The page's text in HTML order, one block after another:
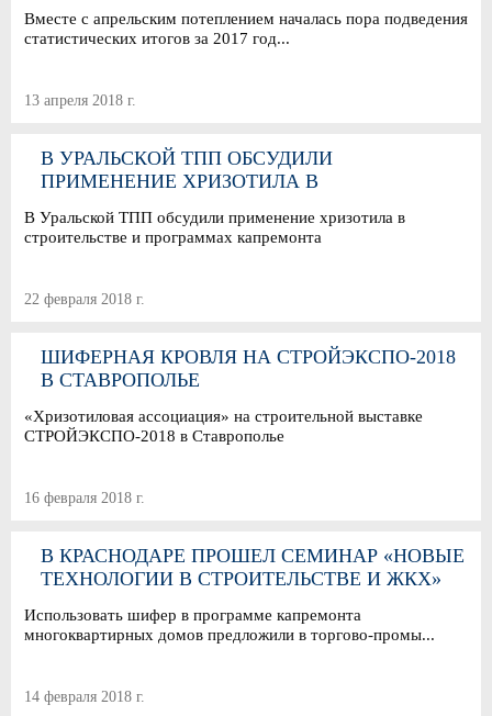
Вместе с апрельским потеплением началась пора подведения
статистических итогов за 2017 год...
13 апреля 2018 г.
В УРАЛЬСКОЙ ТПП ОБСУДИЛИ
ПРИМЕНЕНИЕ ХРИЗОТИЛА В
КАПРЕМОНТА
В Уральской ТПП обсудили применение хризотила в
строительстве и программах капремонта
22 февраля 2018 г.
ШИФЕРНАЯ КРОВЛЯ НА СТРОЙЭКСПО-2018
В СТАВРОПОЛЬЕ
«Хризотиловая ассоциация» на строительной выставке
СТРОЙЭКСПО-2018 в Ставрополье
16 февраля 2018 г.
В КРАСНОДАРЕ ПРОШЕЛ СЕМИНАР «НОВЫЕ
ТЕХНОЛОГИИ В СТРОИТЕЛЬСТВЕ И ЖКХ»
Использовать шифер в программе капремонта
многоквартирных домов предложили в торгово-промы...
14 февраля 2018 г.